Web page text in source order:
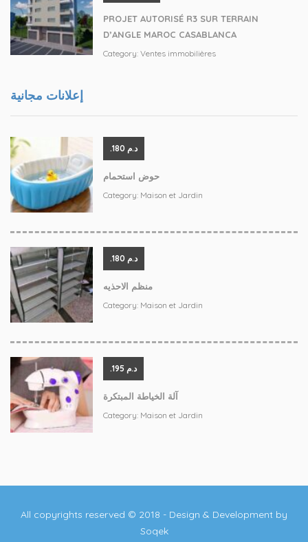
PROJET AUTORISÉ R3 SUR TERRAIN
D’ANGLE MAROC CASABLANCA
Category: Ventes immobilières
إعلانات مجانية
.د.م 180
حوض استحمام
Category: Maison et Jardin
.د.م 180
منظم الاحذيه
Category: Maison et Jardin
.د.م 195
آلة الخياطة المبتكرة
Category: Maison et Jardin
All copyrights reserved © 2018 - Design & Development by
Soqek